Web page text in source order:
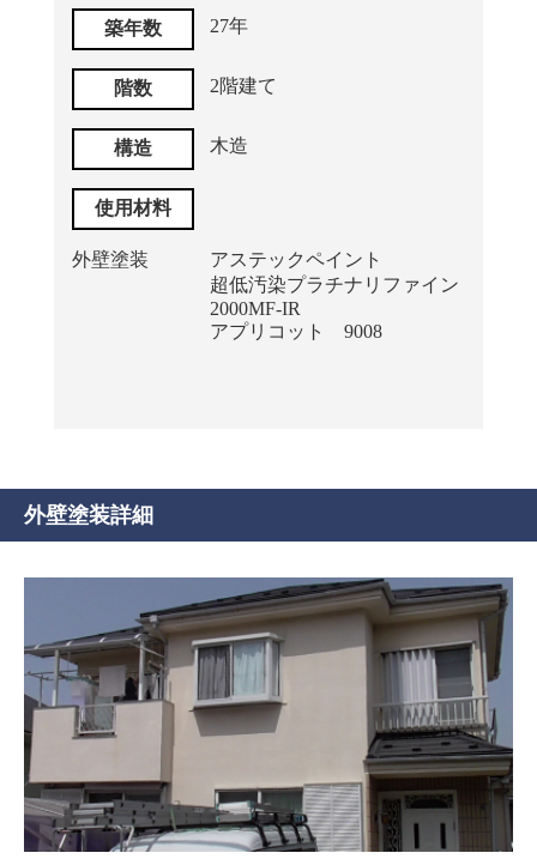
築年数 27年
階数 2階建て
構造 木造
使用材料
外壁塗装
アステックペイント
超低汚染プラチナリファイン
2000MF-IR
アプリコット 9008
外壁塗装詳細